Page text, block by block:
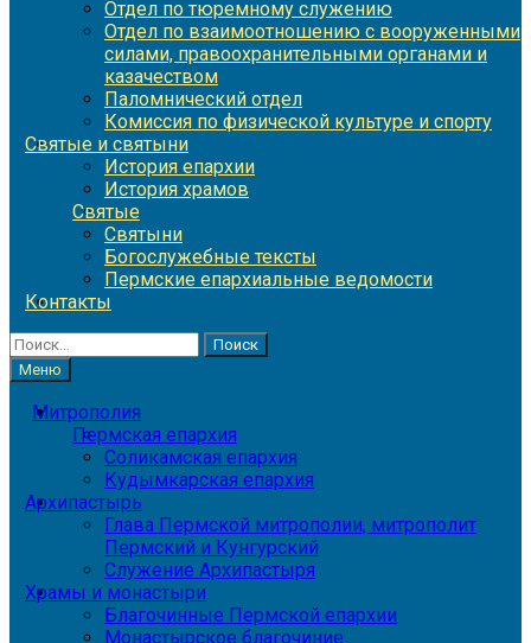
Отдел по тюремному служению
Отдел по взаимоотношению с вооруженными
силами, правоохранительными органами и
казачеством
Паломнический отдел
Комиссия по физической культуре и спорту
Святые и святыни
История епархии
История храмов
Святые
Святыни
Богослужебные тексты
Пермские епархиальные ведомости
Контакты
Найти:
Меню
Митрополия
Пермская епархия
Соликамская епархия
Кудымкарская епархия
Архипастырь
Глава Пермской митрополии, митрополит
Пермский и Кунгурский
Служение Архипастыря
Храмы и монастыри
Благочинные Пермской епархии
Монастырское благочиние